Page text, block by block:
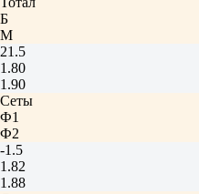
Б
М
21.5
1.80
1.90
Сеты
Ф1
Ф2
-1.5
1.82
1.88